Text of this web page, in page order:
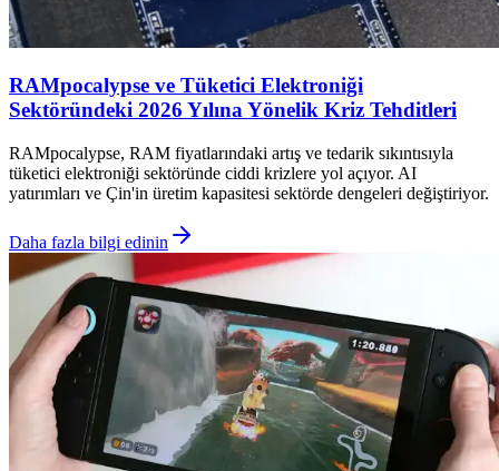
RAMpocalypse ve Tüketici Elektroniği
Sektöründeki 2026 Yılına Yönelik Kriz Tehditleri
RAMpocalypse, RAM fiyatlarındaki artış ve tedarik sıkıntısıyla
tüketici elektroniği sektöründe ciddi krizlere yol açıyor. AI
yatırımları ve Çin'in üretim kapasitesi sektörde dengeleri değiştiriyor.
Daha fazla bilgi edinin